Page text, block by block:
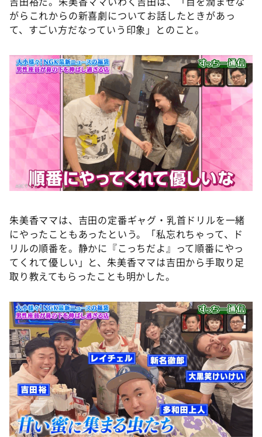
がらこれからの新喜劇についてお話したときがあっ
て、すごい方だなっていう印象」とのこと。
朱美香ママは、吉田の定番ギャグ・乳首ドリルを一緒
にやったこともあったという。「私忘れちゃって、ド
リルの順番を。静かに『こっちだよ』って順番にやっ
てくれて優しい」と、朱美香ママは吉田から手取り足
取り教えてもらったことも明かした。